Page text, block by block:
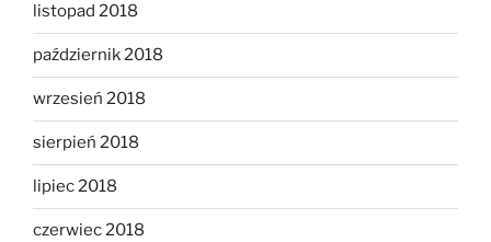
listopad 2018
październik 2018
wrzesień 2018
sierpień 2018
lipiec 2018
czerwiec 2018